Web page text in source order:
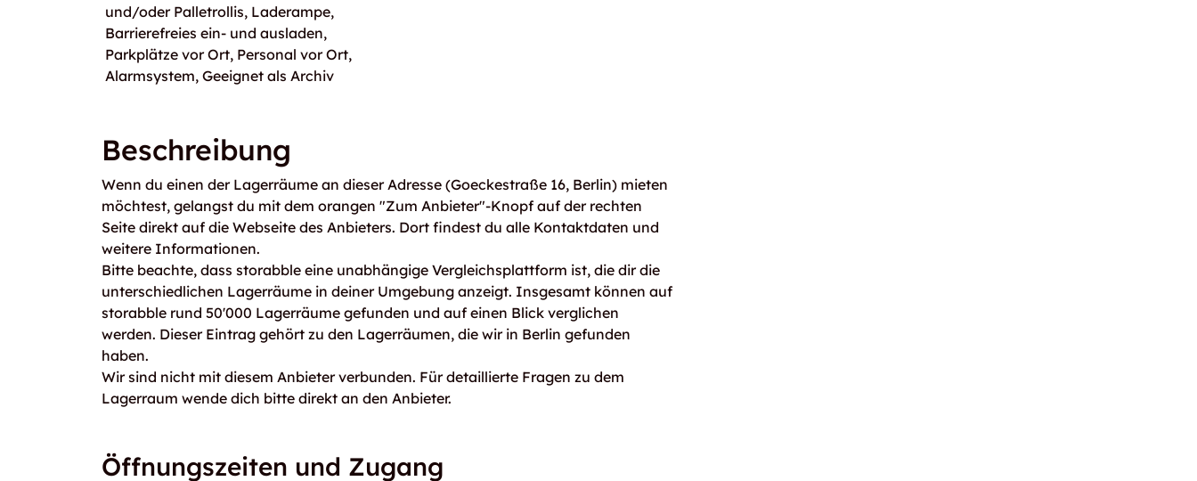
und/oder Palletrollis, Laderampe,
Barrierefreies ein- und ausladen,
Parkplätze vor Ort, Personal vor Ort,
Alarmsystem, Geeignet als Archiv
Beschreibung
Wenn du einen der Lagerräume an dieser Adresse (Goeckestraße 16, Berlin) mieten
möchtest, gelangst du mit dem orangen "Zum Anbieter"-Knopf auf der rechten
Seite direkt auf die Webseite des Anbieters. Dort findest du alle Kontaktdaten und
weitere Informationen.
Bitte beachte, dass storabble eine unabhängige Vergleichsplattform ist, die dir die
unterschiedlichen Lagerräume in deiner Umgebung anzeigt. Insgesamt können auf
storabble rund 50'000 Lagerräume gefunden und auf einen Blick verglichen
werden. Dieser Eintrag gehört zu den Lagerräumen, die wir in Berlin gefunden
haben.
Wir sind nicht mit diesem Anbieter verbunden. Für detaillierte Fragen zu dem
Lagerraum wende dich bitte direkt an den Anbieter.
Öffnungszeiten und Zugang